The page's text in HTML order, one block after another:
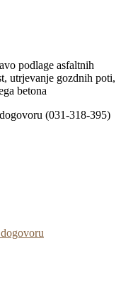
podlage asfaltnih
utrjevanje gozdnih poti,
betona
(031-318-395)